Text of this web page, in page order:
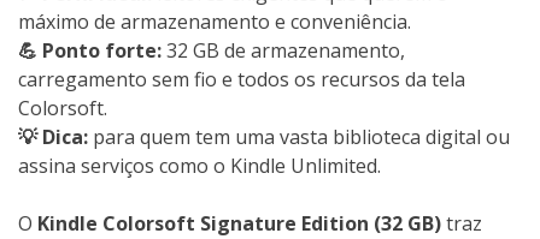
máximo de armazenamento e conveniência.
💪 Ponto forte:32 GB de armazenamento,
carregamento sem fio e todos os recursos da tela
Colorsoft.
💡 Dica: para quem tem uma vasta biblioteca digital ou
assina serviços como o Kindle Unlimited.
O Kindle Colorsoft Signature Edition (32 GB)traz